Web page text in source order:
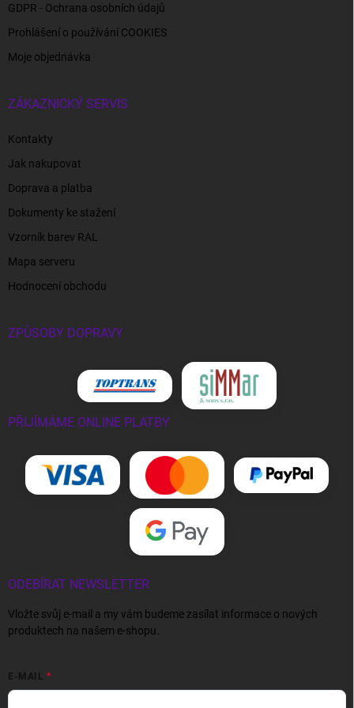
GDPR - Ochrana osobních údajů
Prohlášení o používání COOKIES
Moje objednávka
ZÁKAZNICKÝ SERVIS
Kontakty
Jak nakupovat
Doprava a platba
Dokumenty ke stažení
Vzorník barev RAL
Mapa serveru
Hodnocení obchodu
ZPŮSOBY DOPRAVY
PŘIJÍMÁME ONLINE PLATBY
ODEBÍRAT NEWSLETTER
Vložte svůj e-mail a my vám budeme zasílat informace o nových
produktech na našem e-shopu.
E-MAIL